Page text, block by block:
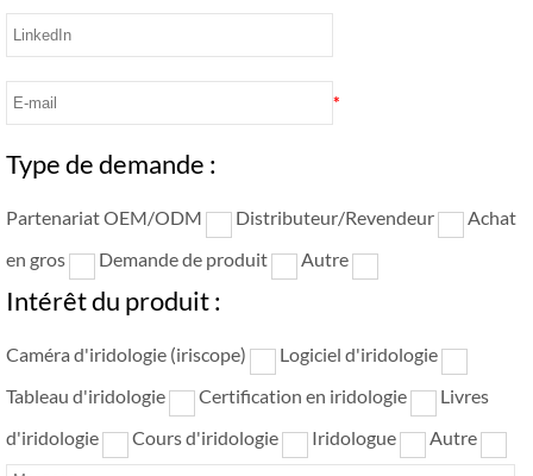
*
Type de demande :
Partenariat OEM/ODM Distributeur/Revendeur
Achat
en gros
Demande de produit Autre
Intérêt du produit :
Caméra d'iridologie (iriscope)
Logiciel d'iridologie
Tableau d'iridologie
Certification en iridologie
Livres
d'iridologie
Cours d'iridologie Iridologue Autre